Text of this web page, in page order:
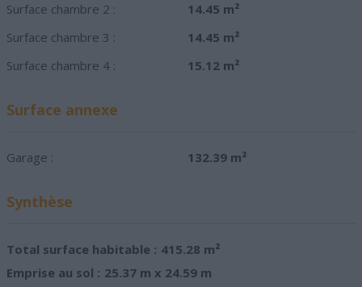
Surface chambre 2 :
14.45 m²
Surface chambre 3 :
14.45 m²
Surface chambre 4 :
15.12 m²
Surface annexe
Garage : 132.39 m²
Synthèse
Total surface habitable : 415.28 m²
Emprise au sol : 25.37 m x 24.59 m